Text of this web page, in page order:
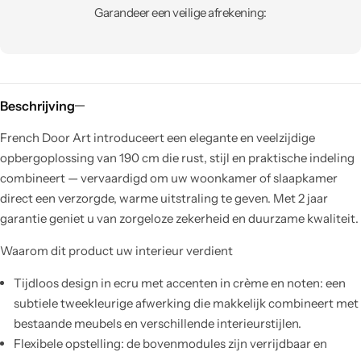
Garandeer een veilige afrekening:
Beschrijving
French Door Art introduceert een elegante en veelzijdige
opbergoplossing van 190 cm die rust, stijl en praktische indeling
combineert — vervaardigd om uw woonkamer of slaapkamer
direct een verzorgde, warme uitstraling te geven. Met 2 jaar
garantie geniet u van zorgeloze zekerheid en duurzame kwaliteit.
Waarom dit product uw interieur verdient
Tijdloos design in ecru met accenten in crème en noten: een
subtiele tweekleurige afwerking die makkelijk combineert met
bestaande meubels en verschillende interieurstijlen.
Flexibele opstelling: de bovenmodules zijn verrijdbaar en